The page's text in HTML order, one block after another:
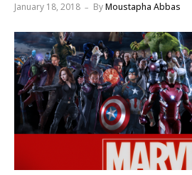
January 18, 2018 ByMoustapha Abbas